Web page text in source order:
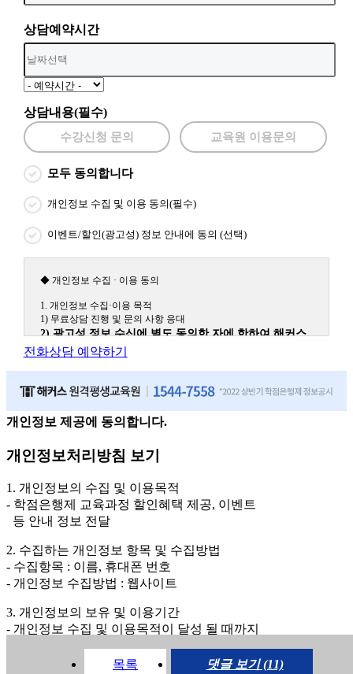
목록 댓글 보기 (11)
상담예약시간
상담내용(필수)
수강신청 문의 교육원 이용문의
모두 동의합니다
개인정보 수집 및 이용 동의(필수)
이벤트/할인(광고성) 정보 안내에 동의 (선택)
◆ 개인정보 수집 · 이용 동의
1. 개인정보 수집·이용 목적
1) 무료상담 진행 및 문의 사항 응대
2) 광고성 정보 수신에 별도 동의한 자에 한하여 해커스
원격평생교육원을 비롯한 해커스 교육그룹의 새로운 서
(해커스교육그룹: 해커스인강, 해커스프랩, 해커스톡, 해커스중국
원, 해커스경찰, 해커스소방, 해커스공인중개사, 해커스주택관리
사, 해커스편입 등)
2. 개인정보 수집·이용 항목: 이름, 휴대폰번호
3. 개인정보 보유/이용 기간: 법령상 정하는 경우를 제외
하고는 회원탈퇴 시까지 이용 및 보관합니다. 단, 비회원
이거나 상담 시로부터 3년 이내 탈퇴하는 자의 경우, 소
비자 불만 또는 분쟁처리를 위해 3년간 보관합니다.
4. 신청자는 개인정보 수집·이용을 거부할 수 있습니다. 단, 거부의
경우에는 상담 신청이 제한됩니다.
전화상담 예약하기
개인정보 제공에 동의합니다.
개인정보처리방침 보기
1. 개인정보의 수집 및 이용목적
- 학점은행제 교육과정 할인혜택 제공, 이벤트
등 안내 정보 전달
2. 수집하는 개인정보 항목 및 수집방법
- 수집항목 : 이름, 휴대폰 번호
- 개인정보 수집방법 : 웹사이트
3. 개인정보의 보유 및 이용기간
- 개인정보 수집 및 이용목적이 달성 될 때까지